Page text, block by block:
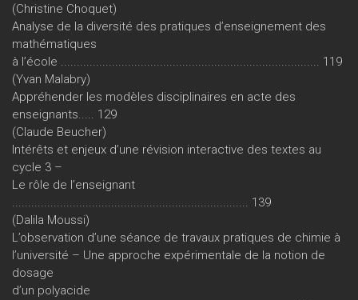
(Christine Choquet)
Analyse de la diversité des pratiques d’enseignement des
mathématiques
à l’école ................................................................................. 119
(Yvan Malabry)
Appréhender les modèles disciplinaires en acte des
enseignants..... 129
(Claude Beucher)
Intérêts et enjeux d’une révision interactive des textes au
cycle 3 –
Le rôle de l’enseignant
.......................................................................... 139
(Dalila Moussi)
L’observation d’une séance de travaux pratiques de chimie à
l’université – Une approche expérimentale de la notion de
dosage
d’un polyacide